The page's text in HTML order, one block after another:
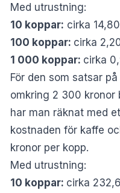
Med utrustning:
10 koppar: cirka
100 koppar: cirka
1 000 koppar: cirka
För den som satsar
omkring 2 300 kronor
har man räknat med
kostnaden för kaffe
kronor per kopp.
Med utrustning:
10 koppar: cirka